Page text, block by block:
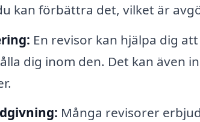
kan förbättra det, vilket är
En revisor kan hjälpa dig
dig inom den. Det kan även
Många revisorer